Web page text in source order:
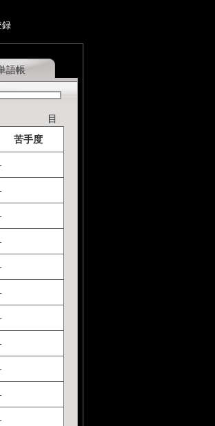
録
語帳
目
苦手度